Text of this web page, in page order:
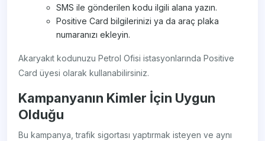
SMS ile gönderilen kodu ilgili alana yazın.
Positive Card bilgilerinizi ya da araç plaka
numaranızı ekleyin.
Akaryakıt kodunuzu Petrol Ofisi istasyonlarında Positive
Card üyesi olarak kullanabilirsiniz.
Kampanyanın Kimler İçin Uygun
Olduğu
Bu kampanya, trafik sigortası yaptırmak isteyen ve aynı